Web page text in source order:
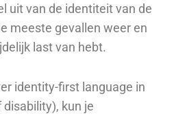
uit van de identiteit van de
meeste gevallen weer en
last van hebt.
identity-first language in
kun je